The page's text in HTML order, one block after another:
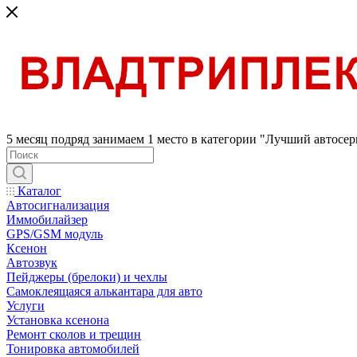
5 месяц подряд занимаем 1 место в категории "Лучший
Каталог
Автосигнализация
Иммобилайзер
GPS/GSM модуль
Ксенон
Автозвук
Пейджеры (брелоки) и чехлы
Самоклеящаяся алькантара для авто
Услуги
Установка ксенона
Ремонт сколов и трещин
Тонировка автомобилей